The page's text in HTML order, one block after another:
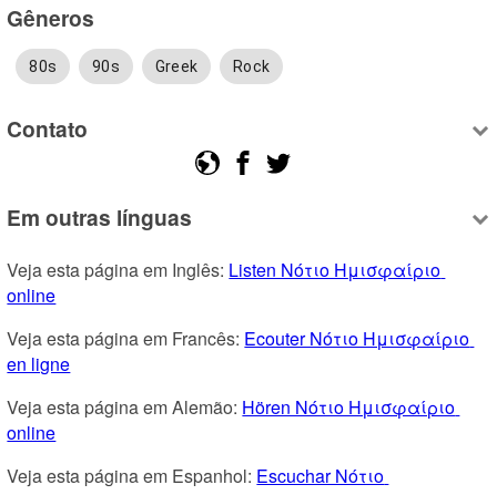
Gêneros
80s 90s Greek Rock
Contato
Em outras línguas
Veja esta página em Inglês: Listen Νότιο Ημισφαίριο
online
Veja esta página em Francês: Ecouter Νότιο Ημισφαίριο
en ligne
Veja esta página em Alemão: Hören Νότιο Ημισφαίριο
online
Veja esta página em Espanhol: Escuchar Νότιο